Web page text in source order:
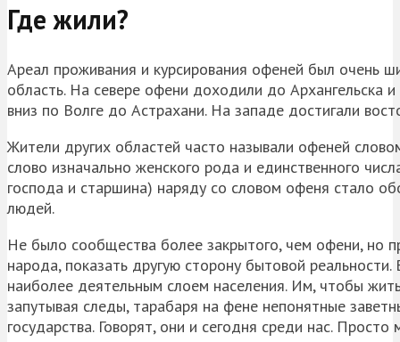
Где жили?
Ареал проживания и курсирования офеней был очень
область. На севере офени доходили до Архангельска
вниз по Волге до Астрахани. На западе достигали
Жители других областей часто называли офеней
слово изначально женского рода и единственного
господа и старшина) наряду со словом офеня стало
людей.
Не было сообщества более закрытого, чем офени, но
народа, показать другую сторону бытовой
наиболее деятельным слоем населения. Им, чтобы
запутывая следы, тарабаря на фене непонятные
государства. Говорят, они и сегодня среди нас.